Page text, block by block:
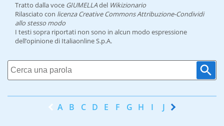
Tratto dalla voce GIUMELLAdel Wikizionario
Rilasciato con licenza Creative Commons Attribuzione-Condividi
allo stesso modo
I testi sopra riportati non sono in alcun modo espressione
dell’opinione di Italiaonline S.p.A.
A B C D E F G H I J K